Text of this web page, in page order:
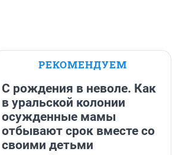
РЕКОМЕНДУЕМ
С рождения в неволе. Как
в уральской колонии
осужденные мамы
отбывают срок вместе со
своими детьми